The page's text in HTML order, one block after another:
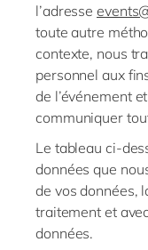
l’adresse
toute autre
contexte, nous
personnel aux
de l’événement
communiquer
Le tableau ci-
données que
de vos données,
traitement et
données.